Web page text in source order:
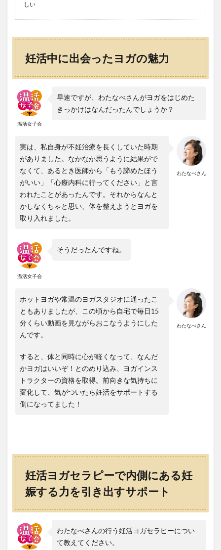
しい
妊活中に出会ったヨガの魅力
温活女子会
早速ですが、わたなべさんがヨガをはじめた
きっかけはなんだったんでしょうか？
わたなべさん
実は、私自身が不妊治療を長くしていた時期
がありました。 なかなか思うように結果がで
なくて、あるとき医師から「もう諦めたほう
がいい」「心療内科に行ってください」と言
われたことがあったんです。それからなんと
かしなくちゃと思い、 体を整えようとヨガを
取り入れました。
温活女子会
そうだったんですね。
わたなべさん
ホットヨガや常温のヨガスタジオに通ったこ
ともありましたが、この頃から自宅で毎日15
分くらい動画を見ながらおこなうようにした
んです。
すると、体と同時に心が軽くなって、なんだ
かヨガはいいぞ！とのめり込み、ヨガインス
トラクターの資格を取得。前向きな気持ちに
変化して、気がついたら妊活をサポートする
側になってました！
妊活ヨガセラピーで内側にある妊
娠する力を引き出すサポート
わたなべさんの行う妊活ヨガセラピーについ
て教えてください。